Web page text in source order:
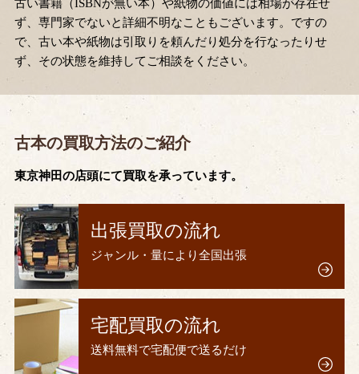
古い書籍（ISBNが無い本）や紙物の価値には相場が存在せ
ず、専門家でないと詳細不明なこともございます。ですの
で、古い本や紙物は引取りを頼んだり処分を行なったりせ
ず、その状態を維持してご相談をください。
古本の買取方法のご紹介
東京神田の店頭にて買取を承っています。
出張買取の流れ
ジャンル・量により全国出張
宅配買取の流れ
送料無料で宅配便で送るだけ